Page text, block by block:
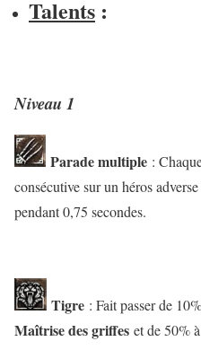
Talents :
Niveau 1
Parade multiple :
consécutive sur un héros
pendant 0,75 secondes.
Tigre : Fait passer de
Maîtrise des griffes et de 50%